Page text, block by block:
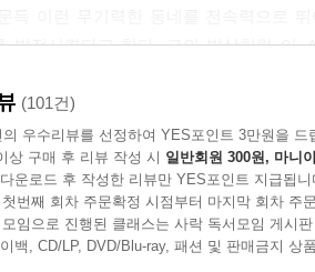
발전시켰다고 한다. 그의 발상처럼 이
(101건)
의 우수리뷰를 선정하여 YES포인트 3만원을 드
상 구매 후 리뷰 작성 시 일반회원 300원, 마니
운로드 후 작성한 리뷰만 YES포인트 지급됩니
번째 회차 주문확정 시점부터 마지막 회차 주
임으로 진행된 클래스는 사락 독서모임 게시
백, CD/LP, DVD/Blu-ray, 패션 및 판매금지 상